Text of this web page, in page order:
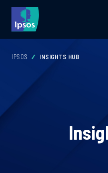
IPSOS INSIGHTS HUB